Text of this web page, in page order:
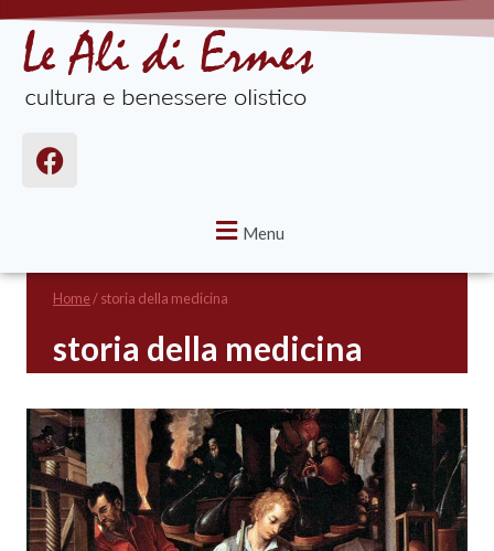
Menu
Home/storia della medicina
storia della medicina